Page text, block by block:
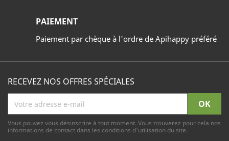
PAIEMENT
Paiement par chèque à l'ordre de Apihappy préféré
RECEVEZ NOS OFFRES SPÉCIALES
Vous pouvez vous désinscrire à tout moment. Vous trouverez pour cela nos
informations de contact dans les conditions d'utilisation du site.